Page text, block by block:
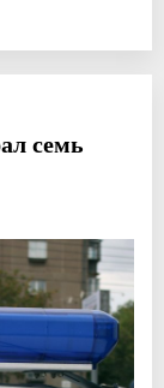
семь